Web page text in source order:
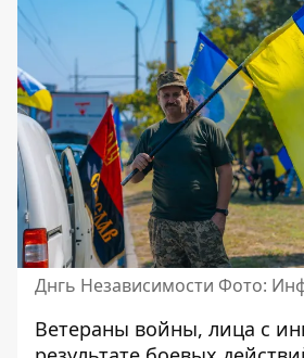
Днгь Независимости Фото:
Ветераны войны, лица с